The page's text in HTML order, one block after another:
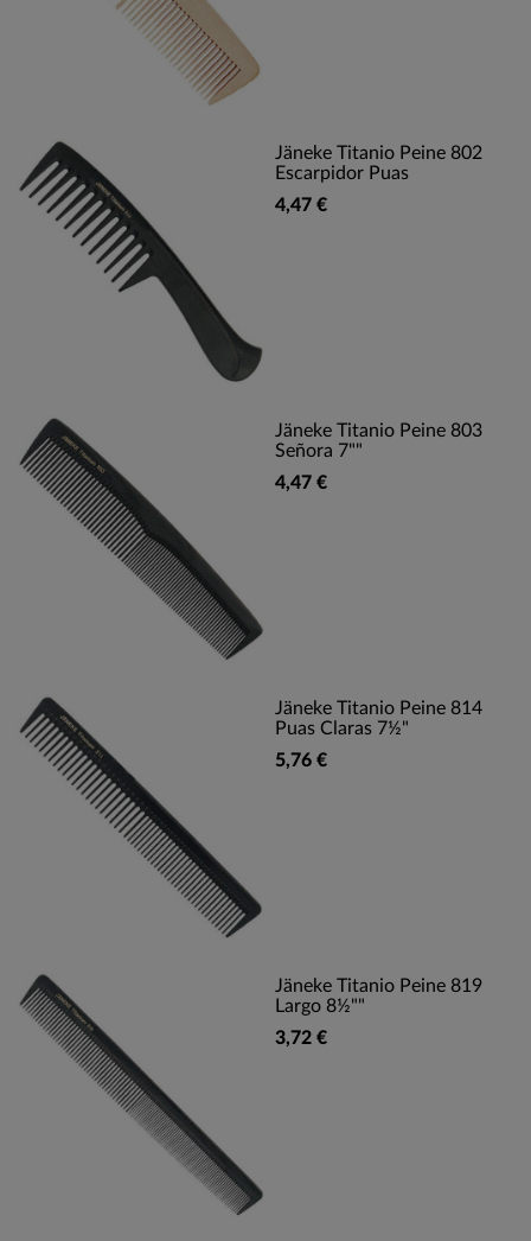
Jäneke Titanio Peine 802
Escarpidor Puas
4,47 €
Jäneke Titanio Peine 803
Señora 7""
4,47 €
Jäneke Titanio Peine 814
Puas Claras 7½"
5,76 €
Jäneke Titanio Peine 819
Largo 8½""
3,72 €